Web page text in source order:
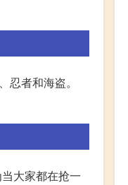
者和海盗。
大家都在抢一